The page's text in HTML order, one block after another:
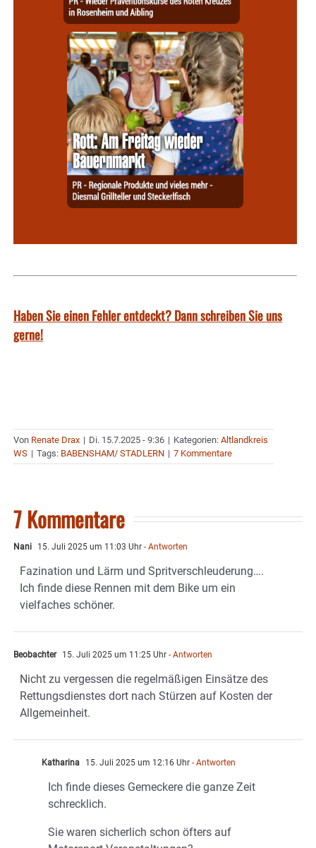
Haben Sie einen Fehler entdeckt? Dann schreiben Sie uns
gerne!
Von Renate Drax | Di. 15.7.2025 - 9:36 | Kategorien: Altlandkreis
WS | Tags: BABENSHAM/ STADLERN | 7 Kommentare
7 Kommentare
Nani 15. Juli 2025 um 11:03 Uhr - Antworten
Fazination und Lärm und Spritverschleuderung….
Ich finde diese Rennen mit dem Bike um ein
vielfaches schöner.
Beobachter 15. Juli 2025 um 11:25 Uhr - Antworten
Nicht zu vergessen die regelmäßigen Einsätze des
Rettungsdienstes dort nach Stürzen auf Kosten der
Allgemeinheit.
Katharina 15. Juli 2025 um 12:16 Uhr - Antworten
Ich finde dieses Gemeckere die ganze Zeit
schrecklich.
Sie waren sicherlich schon öfters auf